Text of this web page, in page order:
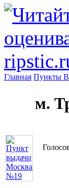
Главная Пункты
м.